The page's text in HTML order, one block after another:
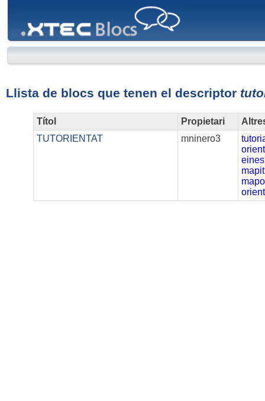
Llista de blocs que tenen el descriptor
Títol Propietari
TUTORIENTAT
mninero3
eines